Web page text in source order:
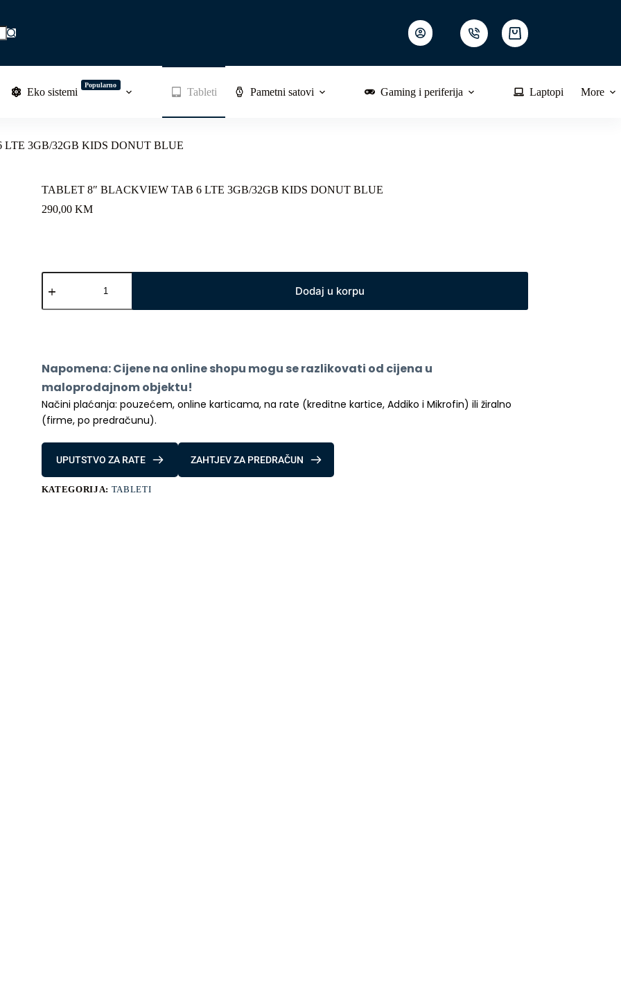
Shopping
cart
Eko sistemi
Popularno
Tableti Pametni satovi Gaming i periferija Laptopi More
3GB/32GB KIDS DONUT BLUE
TABLET 8″ BLACKVIEW TAB 6 LTE 3GB/32GB KIDS DONUT BLUE
290,00 KM
TABLET
8"
TAB
DONUT
BLUE
količina
Dodaj u korpu
Napomena: Cijene na online shopu mogu se razlikovati od cijena u
maloprodajnom objektu!
Načini plaćanja: pouzećem, online karticama, na rate (kreditne kartice, Addiko i Mikrofin) ili žiralno
(firme, po predračunu).
UPUTSTVO ZA RATE ZAHTJEV ZA PREDRAČUN
KATEGORIJA: TABLETI